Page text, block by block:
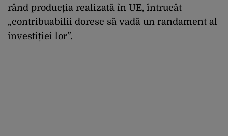
rând producția realizată în UE, întrucât
„contribuabilii doresc să vadă un randament al
investiției lor”.